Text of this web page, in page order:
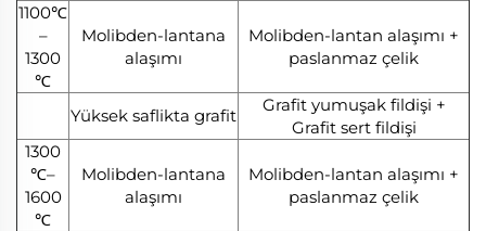
1100℃
–
1300
℃
Molibden-lantana
alaşımı
Molibden-lantan alaşımı +
paslanmaz çelik
Yüksek saflikta grafit
Grafit yumuşak fildişi +
Grafit sert fildişi
1300
℃–
1600
℃
Molibden-lantana
alaşımı
Molibden-lantan alaşımı +
paslanmaz çelik